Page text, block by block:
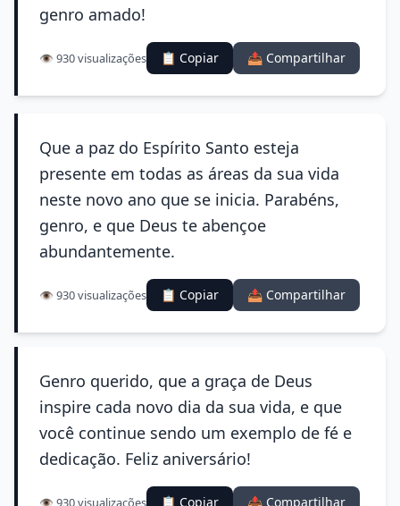
genro amado!
👁️ 930 visualizações 📋 Copiar 📤 Compartilhar
Que a paz do Espírito Santo esteja
presente em todas as áreas da sua vida
neste novo ano que se inicia. Parabéns,
genro, e que Deus te abençoe
abundantemente.
👁️ 930 visualizações 📋 Copiar 📤 Compartilhar
Genro querido, que a graça de Deus
inspire cada novo dia da sua vida, e que
você continue sendo um exemplo de fé e
dedicação. Feliz aniversário!
👁️ 930 visualizações 📋 Copiar 📤 Compartilhar